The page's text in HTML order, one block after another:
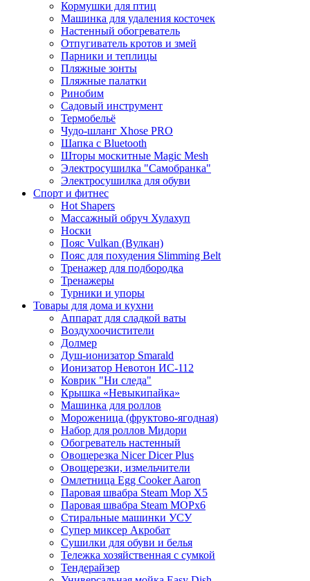
Кормушки для птиц
Машинка для удаления косточек
Настенный обогреватель
Отпугиватель кротов и змей
Парники и теплицы
Пляжные зонты
Пляжные палатки
Ринобим
Садовый инструмент
Термобельё
Чудо-шланг Xhose PRO
Шапка с Bluetooth
Шторы москитные Magic Mesh
Электросушилка "Самобранка"
Электросушилка для обуви
Спорт и фитнес
Hot Shapers
Массажный обруч Хулахуп
Носки
Пояс Vulkan (Вулкан)
Пояс для похудения Slimming Belt
Тренажер для подбородка
Тренажеры
Турники и упоры
Товары для дома и кухни
Аппарат для сладкой ваты
Воздухоочистители
Долмер
Душ-ионизатор Smarald
Ионизатор Невотон ИС-112
Коврик "Ни следа"
Крышка «Невыкипайка»
Машинка для роллов
Мороженица (фруктово-ягодная)
Набор для роллов Мидори
Обогреватель настенный
Овощерезка Nicer Dicer Plus
Овощерезки, измельчители
Омлетница Egg Сooker Aaron
Паровая швабра Steam Mop X5
Паровая швабра Steam MOPх6
Стиральные машинки УСУ
Супер миксер Акробат
Сушилки для обуви и белья
Тележка хозяйственная с сумкой
Тендерайзер